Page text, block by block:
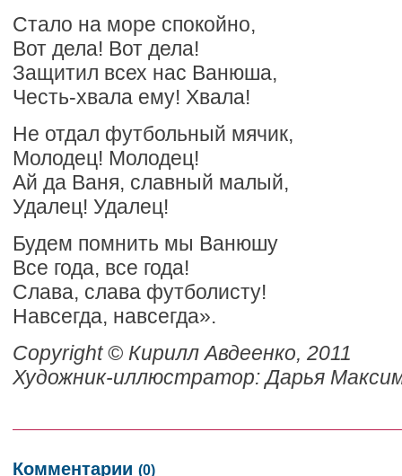
Стало на море спокойно,
Вот дела! Вот дела!
Защитил всех нас Ванюша,
Честь-хвала ему! Хвала!
Не отдал футбольный мячик,
Молодец! Молодец!
Ай да Ваня, славный малый,
Удалец! Удалец!
Будем помнить мы Ванюшу
Все года, все года!
Слава, cлава футболисту!
Навсегда, навсегда».
Copyright © Кирилл Авдеенко, 2011
Художник-иллюстратор: Дарья
Комментарии (0)